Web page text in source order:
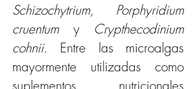
Schizochytrium, Porphyridium
cruentum y Crypthecodinium
cohnii. Entre las microalgas
mayormente utilizadas como
suplementos nutricionales